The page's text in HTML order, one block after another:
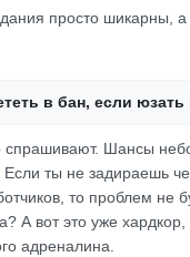
просто шикарны,
в бан, если юзать
спрашивают. Шансы
Если ты не задираешь
то проблем не
А вот это уже
адреналина.